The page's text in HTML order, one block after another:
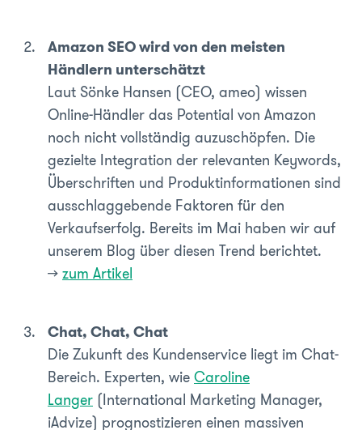
Amazon SEO wird von den meisten
Händlern unterschätzt
Laut Sönke Hansen (CEO, ameo) wissen
Online-Händler das Potential von Amazon
noch nicht vollständig auzuschöpfen. Die
gezielte Integration der relevanten Keywords,
Überschriften und Produktinformationen sind
ausschlaggebende Faktoren für den
Verkaufserfolg. Bereits im Mai haben wir auf
unserem Blog über diesen Trend berichtet.
>>zum Artikel
Chat, Chat, Chat
Die Zukunft des Kundenservice liegt im Chat-
Bereich. Experten, wieCaroline
Langer (International Marketing Manager,
iAdvize) prognostizieren einen massiven